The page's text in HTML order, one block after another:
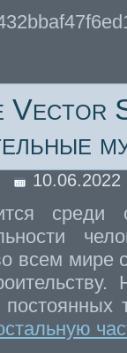
Vector
10.06.2022
всем мире